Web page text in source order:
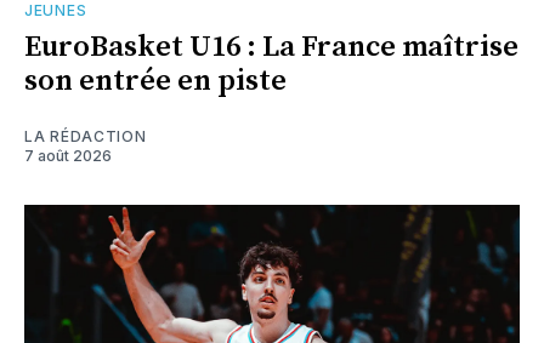
JEUNES
EuroBasket U16 : La France maîtrise
son entrée en piste
LA RÉDACTION
7 août 2026